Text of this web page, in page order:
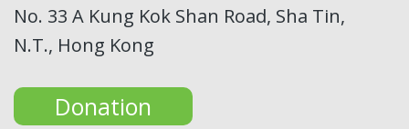
No. 33 A Kung Kok Shan Road, Sha Tin,
N.T., Hong Kong
Donation